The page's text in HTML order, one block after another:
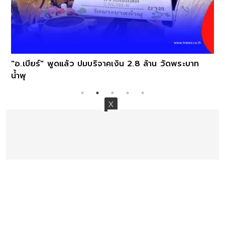
"อ.เบียร์" พูดแล้ว ปมบริจาคเงิน 2.8 ล้าน วัดพระบาท
น้ำพุ